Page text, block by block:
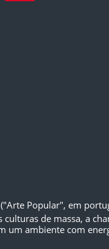
Popular", em
de massa, a
um ambiente com